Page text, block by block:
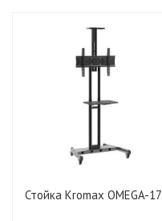
Стойка Kromax OMEGA-17